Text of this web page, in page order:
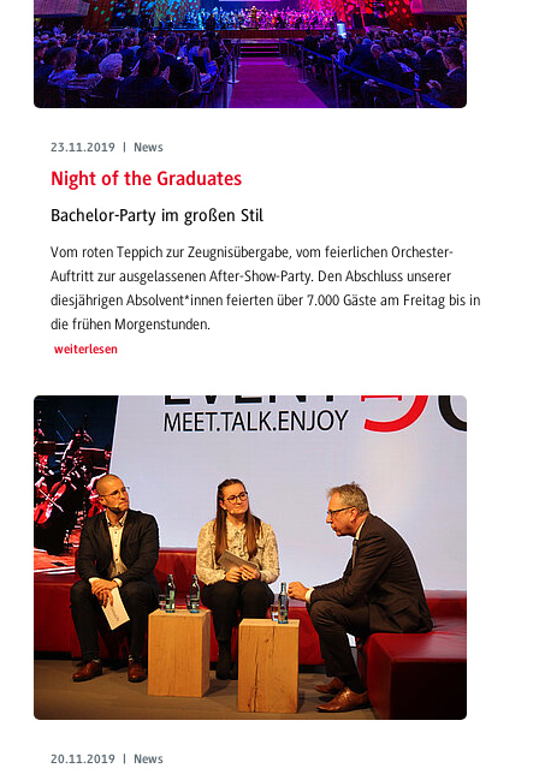
23.11.2019 | News
Night of the Graduates
Bachelor-Party im großen Stil
Vom roten Teppich zur Zeugnisübergabe, vom feierlichen Orchester-
Auftritt zur ausgelassenen After-Show-Party. Den Abschluss unserer
diesjährigen Absolvent*innen feierten über 7.000 Gäste am Freitag bis in
die frühen Morgenstunden.
weiterlesen
20.11.2019 | News